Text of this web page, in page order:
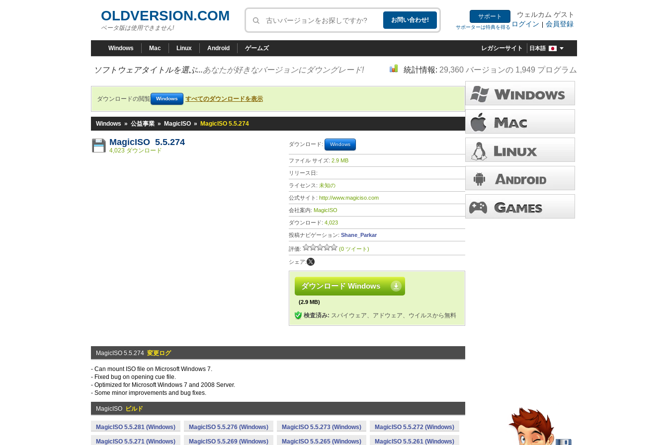
OLDVERSION.COM
ベータ版は使用できません!
サポート
サポーターは特典を得る
ウェルカム ゲスト
ログイン | 会員登録
Windows Mac Linux Android ゲームズ レガシーサイト 日本語
ソフトウェアタイトルを選ぶ...あなたが好きなバージョンにダウングレード! 統計情報: 29,360 バージョンの 1,949 プログラム
ダウンロードの閲覧 Windows すべてのダウンロードを表示
Windows » 公益事業 » MagicISO » MagicISO 5.5.274
MagicISO 5.5.274
4,023 ダウンロード
ダウンロード: Windows
ファイル サイズ: 2.9 MB
リリース日:
ライセンス: 未知の
公式サイト: http://www.magiciso.com
会社案内: MagicISO
ダウンロード: 4,023
投稿ナビゲーション: Shane_Parkar
評価: (0 ツイート)
シェア:
ダウンロード Windows
(2.9 MB)
検査済み: スパイウェア、アドウェア、ウイルスから無料
MagicISO 5.5.274 変更ログ
- Can mount ISO file on Microsoft Windows 7.
- Fixed bug on opening cue file.
- Optimized for Microsoft Windows 7 and 2008 Server.
- Some minor improvements and bug fixes.
MagicISO ビルド
MagicISO 5.5.281 (Windows) MagicISO 5.5.276 (Windows) MagicISO 5.5.273 (Windows) MagicISO 5.5.272 (Windows)
MagicISO 5.5.271 (Windows) MagicISO 5.5.269 (Windows) MagicISO 5.5.265 (Windows) MagicISO 5.5.261 (Windows)